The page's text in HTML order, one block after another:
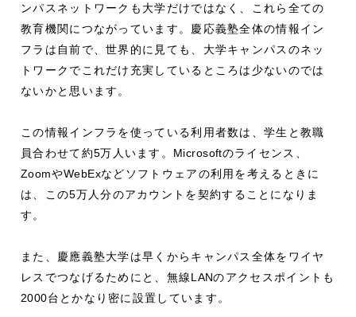
ンパスネットワークも大学だけではなく、これら全ての
教育機関につながっています。慶応義塾全体の情報イン
フラは自前で、世界的に見ても、大学キャンパスのネッ
トワークでこれだけ充実しているところは少ないのでは
ないかと思います。
この情報インフラを使っている利用者数は、学生と教職
員合わせて約5万人います。 Microsoftのライセンス、
ZoomやWebExなどソフトウェアの利用を考えるときに
は、この5万人分のアカウントを契約することになりま
す。
また、慶應義塾大学は早くからキャンパス全体をワイヤ
レスでつなげるためにと、無線LANのアクセスポイントも
2000台とかなり密に設置しています。